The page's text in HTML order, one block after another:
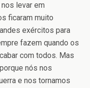
levar em
ficaram muito
exércitos para
fazem quando os
com todos. Mas
nós nos
e nos tornamos